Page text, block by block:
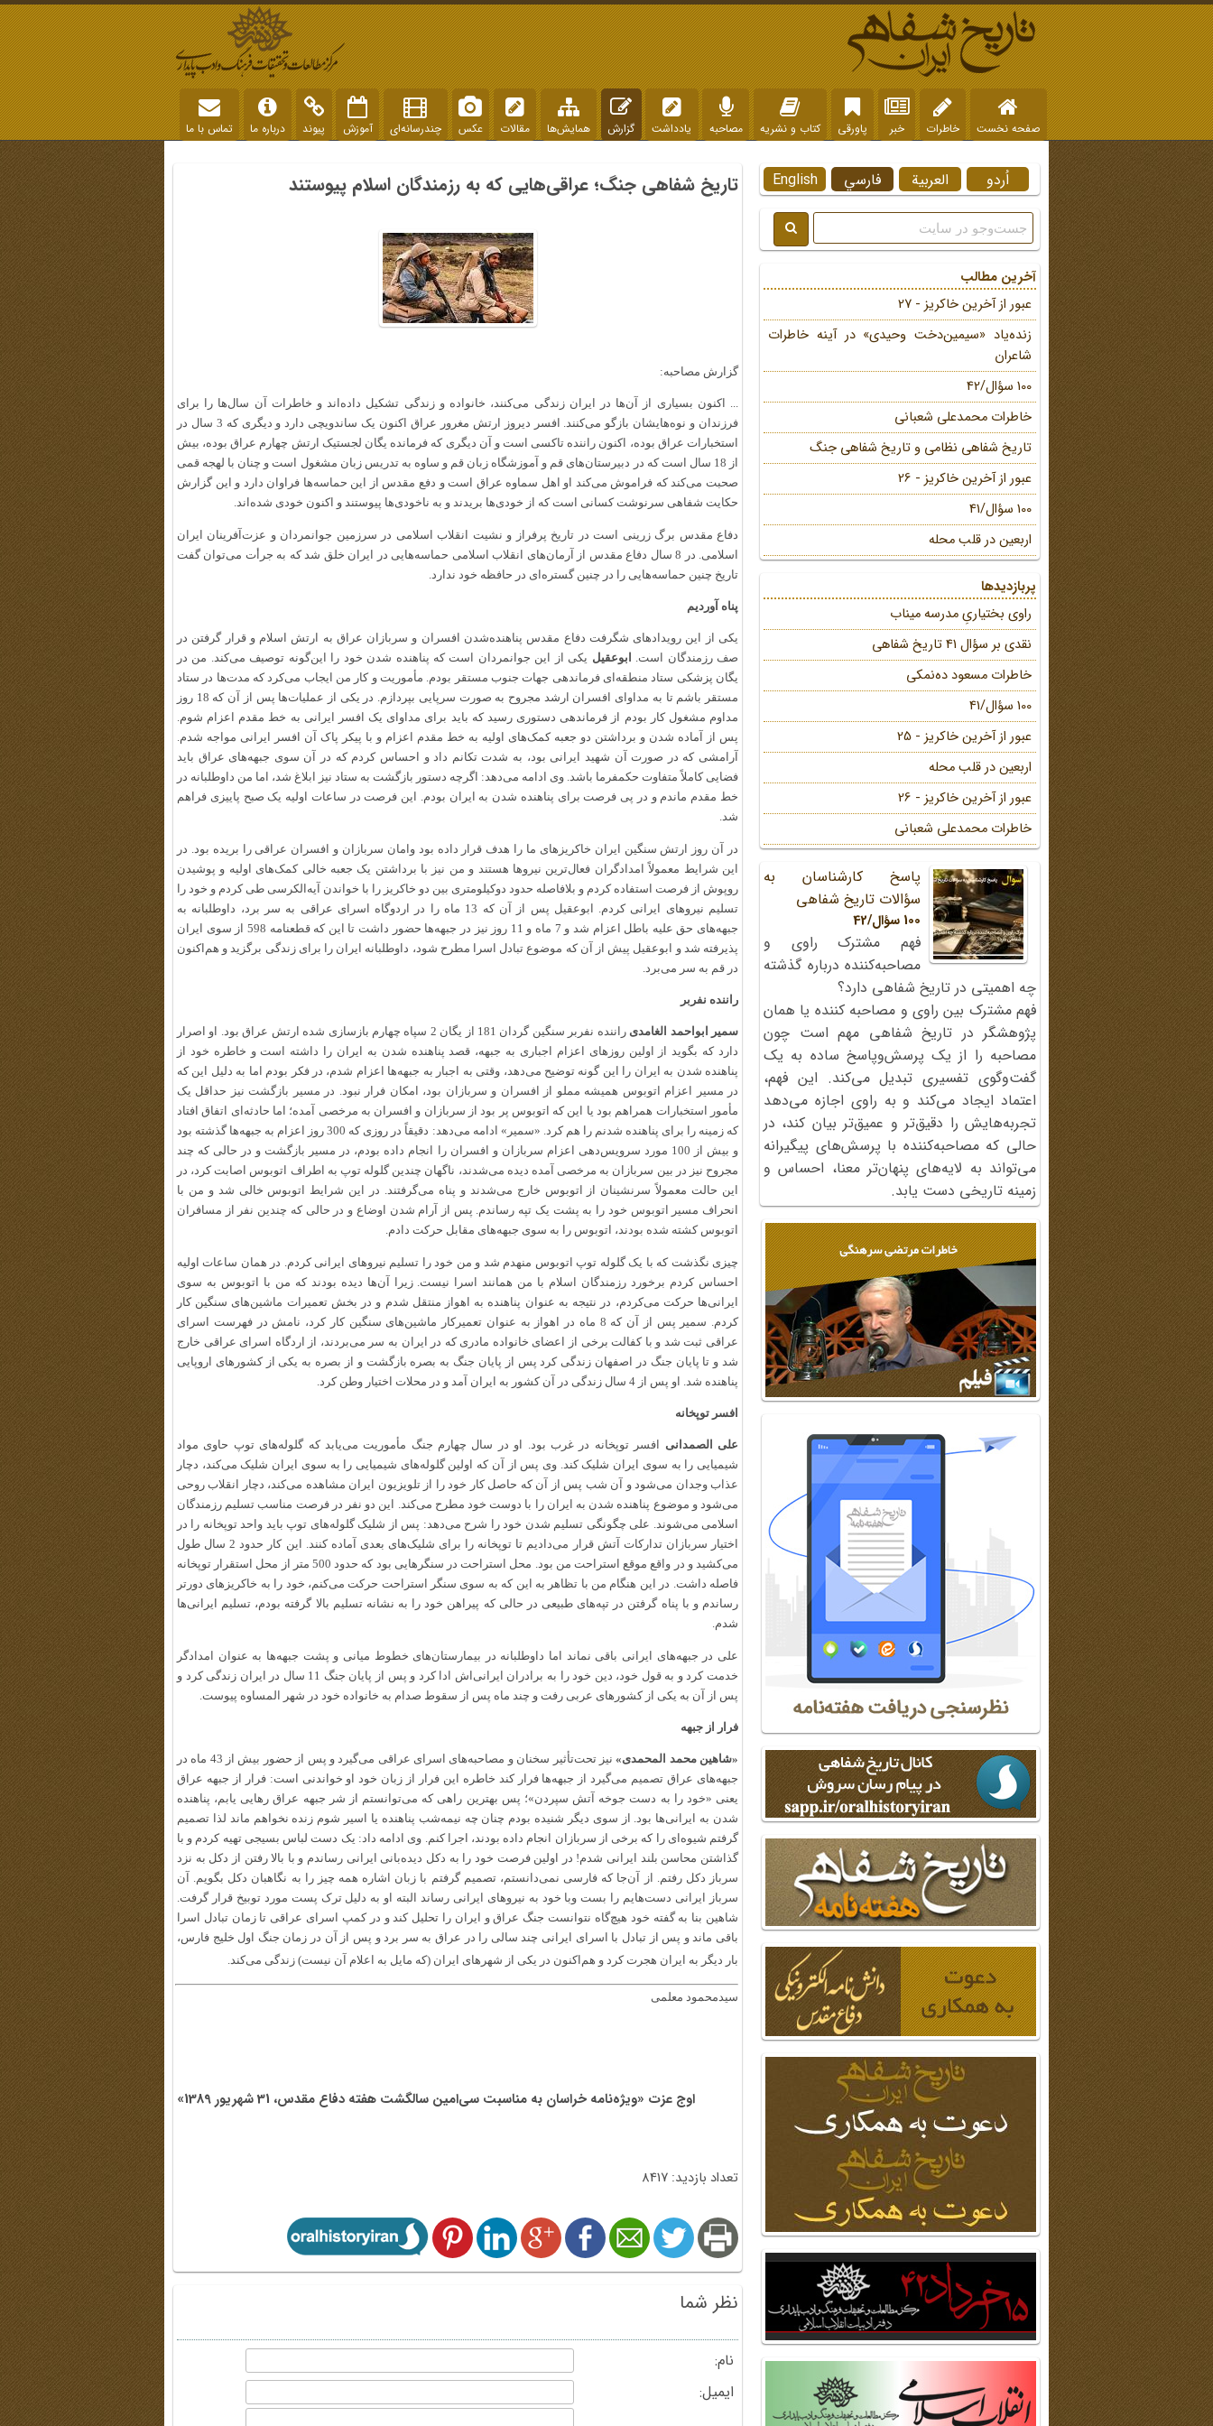
صفحه نخست خاطرات خبر پاورقی کتاب و نشریه مصاحبه یادداشت گزارش همایش‌ها مقالات عکس چندرسانه‌ای آموزش پیوند درباره ما تماس با ما
تاریخ شفاهی جنگ؛ عراقی‌هایی که به رزمندگان اسلام پیوستند
گزارش مصاحبه:
... اکنون بسیاری از آن‌ها در ایران زندگی می‌کنند، خانواده و زندگی تشکیل داده‌اند و خاطرات آن‌ سال‌ها را برای
فرزندان و نوه‌هایشان بازگو می‌کنند. افسر دیروز ارتش مغرور عراق اکنون یک ساندویچی دارد و دیگری که 3 سال در
استخبارات عراق بوده، اکنون راننده تاکسی است و آن دیگری که فرمانده یگان لجستیک ارتش چهارم عراق بوده، ‌بیش
از 18 سال است که در دبیرستان‌های قم و آموزشگاه زبان قم و ساوه به تدریس زبان مشغول است و چنان با لهجه قمی
صحبت می‌کند که فراموش می‌کند او اهل سماوه عراق است و دفع مقدس از این حماسه‌ها فراوان دارد و این گزارش
حکایت شفاهی سرنوشت کسانی است که از خودی‌ها بریدند و به ناخودی‌ها پیوستند و اکنون خودی شده‌اند.
دفاع مقدس برگ زرینی است در تاریخ پرفراز و نشیت انقلاب اسلامی در سرزمین جوانمردان و عزت‌آفرینان ایران
اسلامی. در 8 سال دفاع مقدس از آرمان‌های انقلاب اسلامی حماسه‌هایی در ایران خلق شد که به جرأت می‌توان گفت
تاریخ چنین حماسه‌هایی را در چنین گستره‌ای در حافظه خود ندارد.
پناه آوردیم
یکی از این رویدادهای شگرفت دفاع مقدس پناهنده‌شدن افسران و سربازان عراق به ارتش اسلام و قرار گرفتن در
صف رزمندگان است. ابوعقیل یکی از این جوانمردان است که پناهنده شدن خود را این‌گونه توصیف می‌کند. من در
یگان پزشکی ستاد منطقه‌ای فرماندهی جهات جنوب مستقر بودم. مأموریت و کار من ایجاب می‌کرد که مدت‌ها در ستاد
مستقر باشم تا به مداوای افسران ارشد مجروح به صورت سرپایی بپردازم. در یکی از عملیات‌ها پس از آن که 18 روز
مداوم مشغول کار بودم از فرماندهی دستوری رسید که باید برای مداوای یک افسر ایرانی به خط مقدم اعزام شوم.
پس از آماده شدن و برداشتن دو جعبه کمک‌های اولیه به خط مقدم اعزام و با پیکر پاک آن افسر ایرانی مواجه شدم.
آرامشی که در صورت آن شهید ایرانی بود، به شدت تکانم داد و احساس کردم که در آن سوی جبهه‌های عراق باید
فضایی کاملاً متفاوت حکمفرما باشد. وی ادامه می‌دهد: اگرچه دستور بازگشت به ستاد نیز ابلاغ شد، اما من داوطلبانه در
خط مقدم ماندم و در پی فرصت برای پناهنده شدن به ایران بودم. این فرصت در ساعات اولیه یک صبح پاییزی فراهم
شد.
در آن روز ارتش سنگین ایران خاکریزهای ما را هدف قرار داده بود وامان سربازان و افسران عراقی را بریده بود. در
این شرایط معمولاً امدادگران فعال‌ترین نیروها هستند و من نیز با برداشتن یک جعبه خالی کمک‌های اولیه و پوشیدن
روپوش از فرصت استفاده کردم و بلافاصله حدود دوکیلومتری بین دو خاکریز را با خواندن آیه‌الکرسی طی کردم و خود را
تسلیم نیروهای ایرانی کردم. ابوعقیل پس از آن که 13 ماه را در اردوگاه اسرای عراقی به سر برد، داوطلبانه به
جبهه‌های حق علیه باطل اعزام شد و 7 ماه و 11 روز نیز در جبهه‌ها حضور داشت تا این که قطعنامه 598 از سوی ایران
پذیرفته شد و ابوعقیل پیش از آن که موضوع تبادل اسرا مطرح شود، داوطلبانه ایران را برای زندگی برگزید و هم‌اکنون
در قم به سر می‌برد.
راننده نفربر
سمیر ابواحمد الغامدی
راننده نفربر سنگین گردان 181 از یگان 2 سپاه چهارم بازسازی شده ارتش عراق بود. او اصرار
دارد که بگوید از اولین روزهای اعزام اجباری به جبهه، قصد پناهنده شدن به ایران را داشته است و خاطره خود از
پناهنده‌ شدن به ایران را این گونه توضیح می‌دهد، وقتی به اجبار به جبهه‌ها اعزام شدم، در فکر بودم اما به دلیل این که
در مسیر اعزام اتوبوس همیشه مملو از افسران و سربازان بود، امکان فرار نبود. در مسیر بازگشت نیز حداقل یک
مأمور استخبارات همراهم بود یا این که اتوبوس پر بود از سربازان و افسران به مرخصی آمده؛ اما حادثه‌ای اتفاق افتاد
که زمینه را برای پناهنده شدنم را هم کرد. «سمیر» ادامه می‌دهد: دقیقاً در روزی که 300 روز اعزام به جبهه‌ها گذشته بود
و بیش از 100 مورد سرویس‌دهی اعزام سربازان و افسران را انجام داده بودم،‌ در مسیر بازگشت و در حالی که چند
مجروح نیز در بین سربازان به مرخصی آمده دیده می‌شدند، ناگهان چندین گلوله توپ به اطراف اتوبوس اصابت کرد، در
این حالت معمولاً سرنشینان از اتوبوس خارج می‌شدند و پناه می‌گرفتند. در این شرایط اتوبوس خالی شد و من با
انحراف مسیر اتوبوس خود را به پشت یک تپه رساندم. پس از آرام شدن اوضاع و در حالی که چندین نفر از مسافران
اتوبوس کشته شده بودند، اتوبوس را به سوی جبهه‌های مقابل حرکت دادم.
چیزی نگذشت که با یک گلوله توپ اتوبوس منهدم شد و من خود را تسلیم نیروهای ایرانی کردم. در همان ساعات اولیه
احساس کردم برخورد رزمندگان اسلام با من همانند اسرا نیست. زیرا آن‌ها دیده بودند که من با اتوبوس به سوی
ایرانی‌ها حرکت می‌کردم، در نتیجه به عنوان پناهنده به اهواز منتقل شدم و در بخش تعمیرات ماشین‌های سنگین کار
کردم. سمیر پس از آن که 8 ماه در اهواز به عنوان تعمیرکار ماشین‌های سنگین کار کرد، نامش در فهرست اسرای
عراقی ثبت شد و با کفالت برخی از اعضای خانواده مادری که در ایران به سر می‌بردند، از اردگاه اسرای عراقی خارج
شد و تا پایان جنگ در اصفهان زندگی کرد پس از پایان جنگ به بصره بازگشت و از بصره به یکی از کشورهای اروپایی
پناهنده شد. او پس از 4 سال زندگی در آن کشور به ایران آمد و در محلات اختیار وطن کرد.
افسر توپخانه
علی الصمدانی افسر توپخانه در غرب بود. او در سال چهارم جنگ مأموریت می‌یابد که گلوله‌های توپ حاوی مواد
شیمیایی را به سوی ایران شلیک کند. وی پس از آن که اولین گلوله‌های شیمیایی را به سوی ایران شلیک می‌کند،‌ دچار
عذاب وجدان می‌شود و آن شب پس از آن که حاصل کار خود را از تلویزیون ایران مشاهده می‌کند،‌ دچار انقلاب روحی
می‌شود و موضوع پناهنده شدن به ایران را با دوست خود مطرح می‌کند. این دو نفر در فرصت مناسب تسلیم رزمندگان
اسلامی می‌شوند. علی چگونگی تسلیم شدن خود را شرح می‌دهد: پس از شلیک گلوله‌های توپ باید واحد توپخانه را در
اختیار سربازان تدارکات آتش قرار می‌دادیم تا توپخانه را برای شلیک‌های بعدی آماده کنند. این کار حدود 2 سال طول
می‌کشید و در واقع موقع استراحت من بود. محل استراحت در سنگرهایی بود که حدود 500 متر از محل استقرار توپخانه
فاصله داشت. در این هنگام من با تظاهر به این که به سوی سنگر استراحت حرکت می‌کنم، خود را به خاکریزهای دورتر
رساندم و با پناه گرفتن در تپه‌های طبیعی در حالی که پیراهن خود را به نشانه تسلیم بالا گرفته بودم، تسلیم ایرانی‌ها
شدم.
علی در جبهه‌های ایرانی باقی نماند اما داوطلبانه در بیمارستان‌های خطوط میانی و پشت جبهه‌ها به عنوان امدادگر
خدمت کرد و به قول خود، دین خود را به برادران ایرانی‌اش ادا کرد و پس از پایان جنگ 11 سال در ایران زندگی کرد و
پس از آن به یکی از کشورهای عربی رفت و چند ماه پس از سقوط صدام به خانواده خود در شهر المساوه پیوست.
فرار از جبهه
«شاهین محمد المحمدی»
نیز تحت‌تأثیر سخنان و مصاحبه‌های اسرای عراقی می‌گیرد و پس از حضور بیش از 43 ماه در
جبهه‌های عراق تصمیم می‌گیرد از جبهه‌ها فرار کند خاطره این فرار از زبان خود او خواندنی است: فرار از جبهه‌ عراق
یعنی «خود را به دست جوخه آتش سپردن»؛ پس بهترین راهی که می‌توانستم از شر جبهه عراق رهایی یابم، پناهنده
شدن به ایرانی‌ها بود. از سوی دیگر شنیده بودم چنان چه نیمه‌شب پناهنده یا اسیر شوم زنده نخواهم ماند لذا تصمیم
گرفتم شیوه‌ای را که برخی از سربازان انجام داده بودند، اجرا کنم. وی ادامه داد: یک دست لباس بسیجی تهیه کردم و با
گذاشتن محاسن بلند ایرانی شدم! در اولین فرصت خود را به دکل دیده‌بانی ایرانی رساندم و با بالا رفتن از دکل به نزد
سرباز دکل رفتم. از آن‌جا که فارسی نمی‌دانستم، تصمیم گرفتم با زبان اشاره همه چیز را به نگاهبان دکل بگویم. آن
سرباز ایرانی دست‌هایم را بست وبا خود به نیروهای ایرانی رساند البته او به دلیل ترک پست مورد توبیخ قرار گرفت.
شاهین بنا به گفته خود هیچ‌گاه نتوانست جنگ عراق و ایران را تحلیل کند و در کمپ اسرای عراقی تا زمان تبادل اسرا
باقی ماند و پس از تبادل با اسرای ایرانی چند سالی را در عراق به سر برد و پس از آن در زمان جنگ اول خلیج فارس،
بار دیگر به ایران هجرت کرد و هم‌اکنون در یکی از شهرهای ایران‌ (که مایل به اعلام آن نیست) زندگی می‌کند.
سیدمحمود معلمی
اوج عزت «ویژه‌نامه خراسان به مناسبت سی‌امین سالگشت هفته دفاع مقدس، 31 شهریور 1389»
تعداد بازدید: 8417
نظر شما
نام:
ایمیل:
English فارسي العربية اُردو
آخرین مطالب
عبور از آخرین خاکریز - 27
زنده‌یاد «سیمین‌دخت وحیدی» در آینه خاطرات
شاعران
100 سؤال/42
خاطرات محمد‌علی شعبانی
تاریخ شفاهی نظامی و تاریخ شفاهی جنگ
عبور از آخرین خاکریز - 26
100 سؤال/41
اربعین در قلب محله
پربازدیدها
راوی بختیاریِ مدرسه میناب
نقدی بر سؤال 41 تاریخ شفاهی
خاطرات مسعود ده‌نمکی
100 سؤال/41
عبور از آخرین خاکریز - 25
اربعین در قلب محله
عبور از آخرین خاکریز - 26
خاطرات محمد‌علی شعبانی
پاسخ کارشناسان به
سؤالات تاریخ شفاهی
100 سؤال/42
فهم مشترک راوی و
مصاحبه‌کننده درباره گذشته
چه اهمیتی در تاریخ شفاهی دارد؟
فهم مشترک بین راوی و مصاحبه کننده یا همان
پژوهشگر در تاریخ شفاهی مهم است چون
مصاحبه را از یک پرسش‌وپاسخ ساده به یک
گفت‌وگوی تفسیری تبدیل می‌کند. این فهم،
اعتماد ایجاد می‌کند و به راوی اجازه می‌دهد
تجربه‌هایش را دقیق‌تر و عمیق‌تر بیان کند، در
حالی که مصاحبه‌کننده با پرسش‌های پیگیرانه
می‌تواند به لایه‌های پنهان‌تر معنا، احساس و
زمینه تاریخی دست یابد.